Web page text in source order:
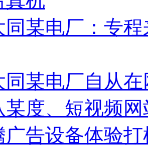
同某电厂：专
同某电厂自从
某度、短视频
广告设备体验